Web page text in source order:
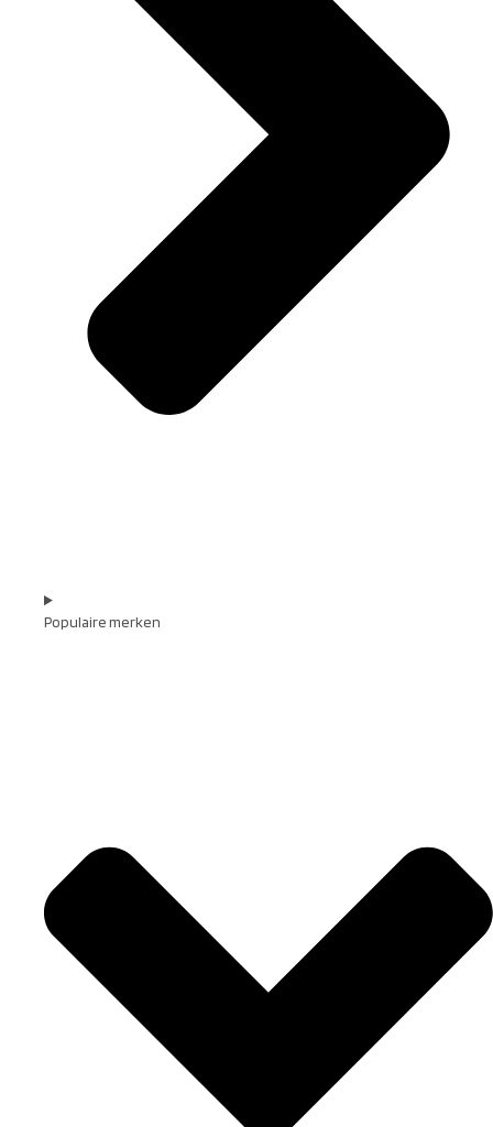
Populaire merken